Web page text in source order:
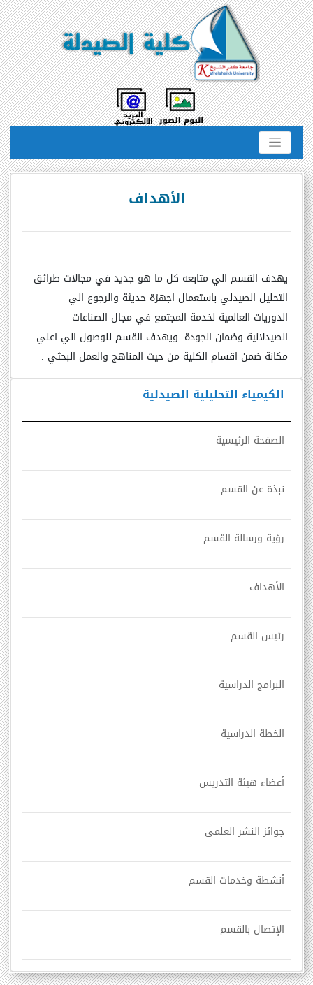
الكيمياء التحليلية الصيدلية
الصفحة الرئيسية
نبذة عن القسم
رؤية ورسالة القسم
الأهداف
رئيس القسم
البرامج الدراسية
الخطة الدراسية
أعضاء هيئة التدريس
جوائز النشر العلمى
أنشطة وخدمات القسم
الإتصال بالقسم
الأهداف
يهدف القسم الي متابعه كل ما هو جديد في مجالات طرائق
التحليل الصيدلي باستعمال اجهزة حديثة والرجوع الي
الدوريات العالمية لخدمة المجتمع في مجال الصناعات
الصيدلانية وضمان الجودة. ويهدف القسم للوصول الي اعلي
مكانة ضمن اقسام الكلية من حيث المناهج والعمل البحثي .